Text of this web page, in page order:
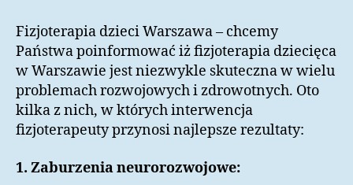
Fizjoterapia dzieci Warszawa – chcemy
Państwa poinformować iż fizjoterapia dziecięca
w Warszawie jest niezwykle skuteczna w wielu
problemach rozwojowych i zdrowotnych. Oto
kilka z nich, w których interwencja
fizjoterapeuty przynosi najlepsze rezultaty:
1. Zaburzenia neurorozwojowe: